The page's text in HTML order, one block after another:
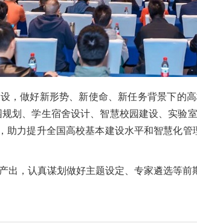
，做好新形势、新使命、新任务背景下的
划、学生宿舍设计、智慧校园建设、实验
助力提升全国高校基本建设水平和智慧化
出，认真谋划做好主题设定、专家遴选等前